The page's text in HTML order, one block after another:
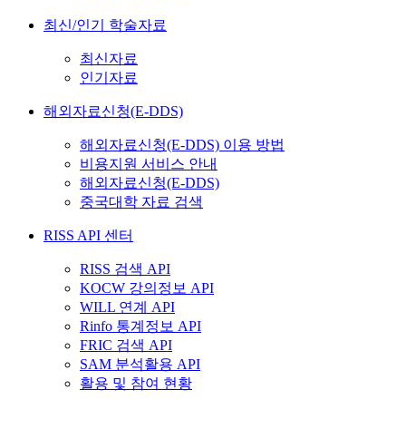
최신/인기 학술자료
최신자료
인기자료
해외자료신청(E-DDS)
해외자료신청(E-DDS) 이용 방법
비용지원 서비스 안내
해외자료신청(E-DDS)
중국대학 자료 검색
RISS API 센터
RISS 검색 API
KOCW 강의정보 API
WILL 연계 API
Rinfo 통계정보 API
FRIC 검색 API
SAM 분석활용 API
활용 및 참여 현황